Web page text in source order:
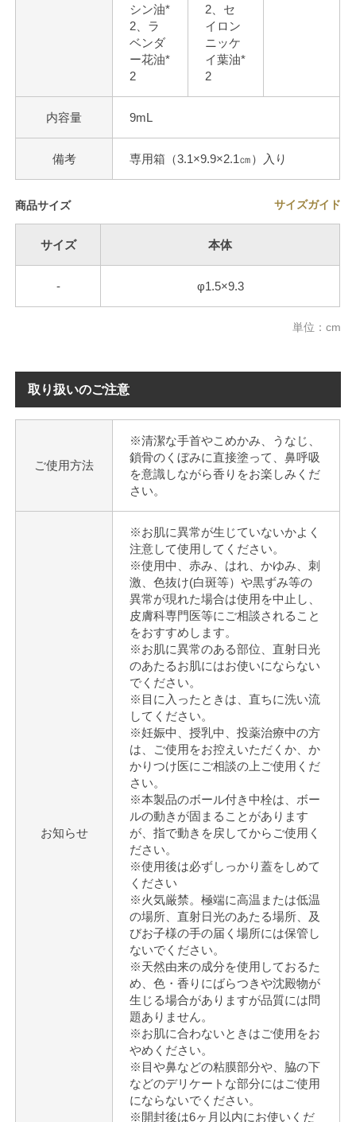
シン油*
2、ラ
ベンダ
ー花油*
2
2、セ
イロン
ニッケ
イ葉油*
2
内容量 9mL
備考 専用箱（3.1×9.9×2.1㎝）入り
商品サイズ サイズガイド
サイズ 本体
- φ1.5×9.3
単位：cm
取り扱いのご注意
ご使用方法
※清潔な手首やこめかみ、うなじ、
鎖骨のくぼみに直接塗って、鼻呼吸
を意識しながら香りをお楽しみくだ
さい。
お知らせ
※お肌に異常が生じていないかよく
注意して使用してください。
※使用中、赤み、はれ、かゆみ、刺
激、色抜け(白斑等）や黒ずみ等の
異常が現れた場合は使用を中止し、
皮膚科専門医等にご相談されること
をおすすめします。
※お肌に異常のある部位、直射日光
のあたるお肌にはお使いにならない
でください。
※目に入ったときは、直ちに洗い流
してください。
※妊娠中、授乳中、投薬治療中の方
は、ご使用をお控えいただくか、か
かりつけ医にご相談の上ご使用くだ
さい。
※本製品のボール付き中栓は、ボー
ルの動きが固まることがあります
が、指で動きを戻してからご使用く
ださい。
※使用後は必ずしっかり蓋をしめて
ください
※火気厳禁。極端に高温または低温
の場所、直射日光のあたる場所、及
びお子様の手の届く場所には保管し
ないでください。
※天然由来の成分を使用しておるた
め、色・香りにばらつきや沈殿物が
生じる場合がありますが品質には問
題ありません。
※お肌に合わないときはご使用をお
やめください。
※目や鼻などの粘膜部分や、脇の下
などのデリケートな部分にはご使用
にならないでください。
※開封後は6ヶ月以内にお使いくだ